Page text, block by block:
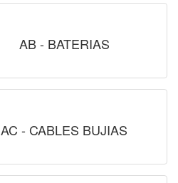
AB - BATERIAS
AC - CABLES BUJIAS